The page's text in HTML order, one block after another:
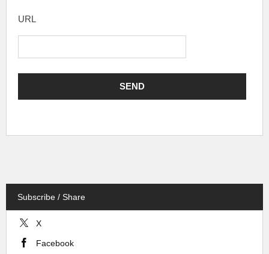
URL
Subscribe / Share
X
Facebook